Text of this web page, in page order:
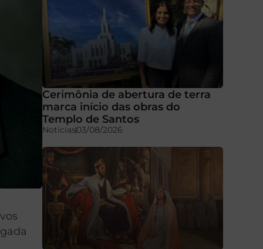
Cerimônia de abertura de terra
marca início das obras do
Templo de Santos
Notícias03/08/2026